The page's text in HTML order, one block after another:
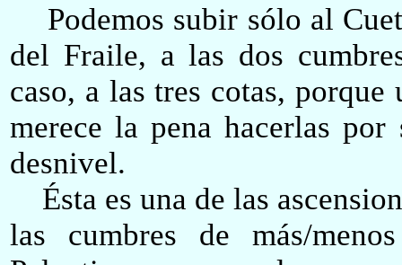
Podemos subir sólo al
del Fraile, a las dos
caso, a las tres cotas,
merece la pena hacerlas
desnivel.
Ésta es una de las
las cumbres de más/